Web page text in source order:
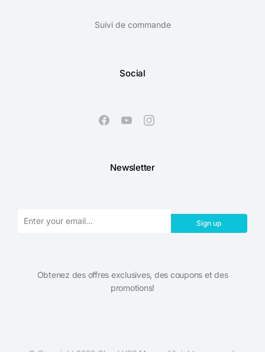
Suivi de commande
Social
Newsletter
Sign up
Obtenez des offres exclusives, des coupons et des
promotions!​